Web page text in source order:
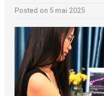
Posted on 5 mai 2025